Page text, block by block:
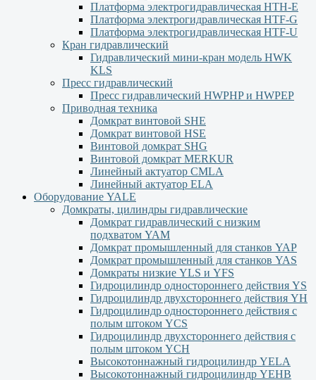
Платформа электрогидравлическая HTH-E
Платформа электрогидравлическая HTF-G
Платформа электрогидравлическая HTF-U
Кран гидравлический
Гидравлический мини-кран модель HWK
KLS
Пресс гидравлический
Пресс гидравлический HWPHP и HWPEP
Приводная техника
Домкрат винтовой SHE
Домкрат винтовой HSE
Винтовой домкрат SHG
Винтовой домкрат MERKUR
Линейный актуатор CMLA
Линейный актуатор ЕLA
Оборудование YALE
Домкраты, цилиндры гидравлические
Домкрат гидравлический с низким
подхватом YAM
Домкрат промышленный для станков YAP
Домкрат промышленный для станков YAS
Домкраты низкие YLS и YFS
Гидроцилиндр одностороннего действия YS
Гидроцилиндр двухстороннего действия YН
Гидроцилиндр одностороннего действия с
полым штоком YСS
Гидроцилиндр двухстороннего действия с
полым штоком YСН
Высокотоннажный гидроцилиндр YELA
Высокотоннажный гидроцилиндр YEHВ